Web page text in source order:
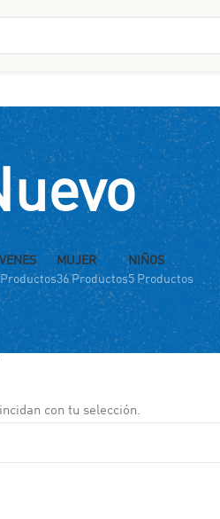
MUJER
36 Productos
NIÑOS
5 Productos
con tu selección.